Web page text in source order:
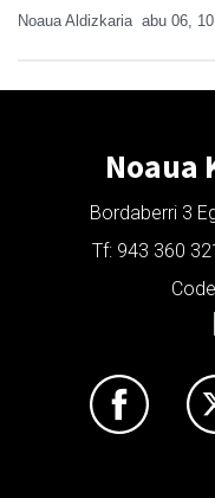
Noaua Aldizkaria abu 06,
Noaua
Bordaberri 3
Tf: 943 360